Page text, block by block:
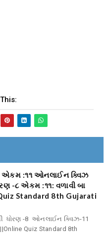
એકમ :૧૧ ઓનલાઈન ક્વિઝ
-૮ એકમ :૧૧: વળાવી બા
Standard 8th Gujarati
ધોરણ -8 ઓનલાઈન ક્વિઝ-11
Quiz Standard 8th